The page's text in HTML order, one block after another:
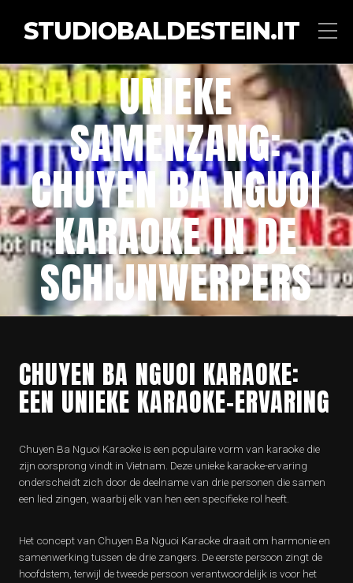
STUDIOBALDESTEIN.IT
UNIEKE
SAMENZANG:
CHUYEN BA NGUOI
KARAOKE IN DE
SCHIJNWERPERS
CHUYEN BA NGUOI KARAOKE:
EEN UNIEKE KARAOKE-ERVARING
Chuyen Ba Nguoi Karaoke is een populaire vorm van karaoke die
zijn oorsprong vindt in Vietnam. Deze unieke karaoke-ervaring
onderscheidt zich door de deelname van drie personen die samen
een lied zingen, waarbij elk van hen een specifieke rol heeft.
Het concept van Chuyen Ba Nguoi Karaoke draait om harmonie en
samenwerking tussen de drie zangers. De eerste persoon zingt de
hoofdstem, terwijl de tweede persoon verantwoordelijk is voor het